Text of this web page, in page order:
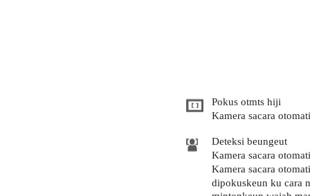
Pokus otmts hiji
Kamera sacara
Deteksi beungeut
Kamera sacara
Kamera sacara
dipokuskeun ku cara